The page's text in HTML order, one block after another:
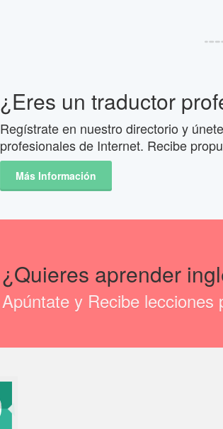
¿Eres un traductor
Regístrate en nuestro directorio y
profesionales de Internet. Recibe
Más Información
¿Quieres aprender
Apúntate y Recibe lecciones